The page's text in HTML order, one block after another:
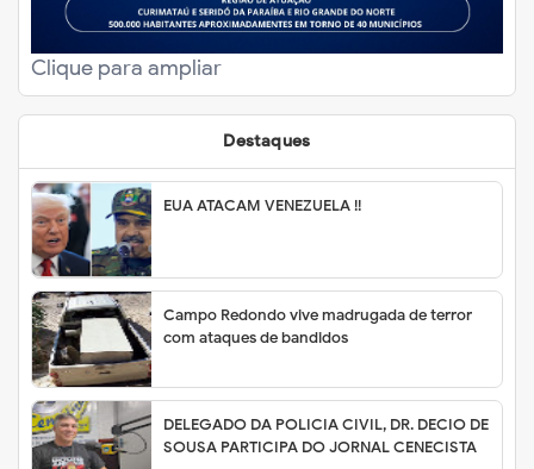
Clique para ampliar
Destaques
EUA ATACAM VENEZUELA !!
Campo Redondo vive madrugada de terror
com ataques de bandidos
DELEGADO DA POLICIA CIVIL, DR. DECIO DE
SOUSA PARTICIPA DO JORNAL CENECISTA